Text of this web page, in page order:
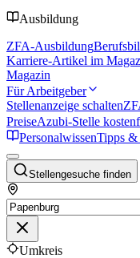
Ausbildung
ZFA-Ausbildung
Karriere-Artikel im
Magazin
Für Arbeitgeber
Stellenanzeige schalten
PreiseAzubi-Stelle
PersonalwissenTipps &
Stellengesuche finden
Umkreis